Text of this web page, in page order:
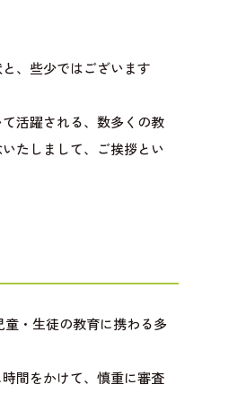
、些少ではございます
活躍される、数多くの教
たしまして、ご挨拶とい
・生徒の教育に携わる多
間をかけて、慎重に審査